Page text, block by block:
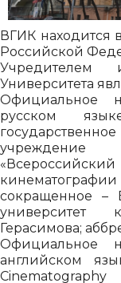
ВГИК находится
Российской
Учредителем
Университета
Официальное
русском
сокращенное –
университет
Герасимова;
Официальное
английском